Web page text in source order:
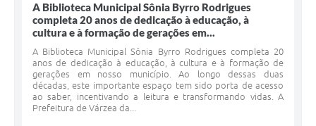
Projetos
Legislação
Links
A Biblioteca Municipal Sônia Byrro Rodrigues
completa 20 anos de dedicação à educação, à
cultura e à formação de gerações em...
A Biblioteca Municipal Sônia Byrro Rodrigues completa 20
anos de dedicação à educação, à cultura e à formação de
gerações em nosso município. Ao longo dessas duas
décadas, este importante espaço tem sido porta de acesso
ao saber, incentivando a leitura e transformando vidas. A
Prefeitura de Várzea da...